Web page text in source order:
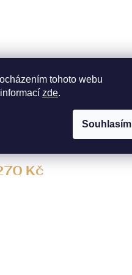
tohoto webu
zde.
Souhlasím
šperkovnice BOHO
LEDERWAREN
Kč